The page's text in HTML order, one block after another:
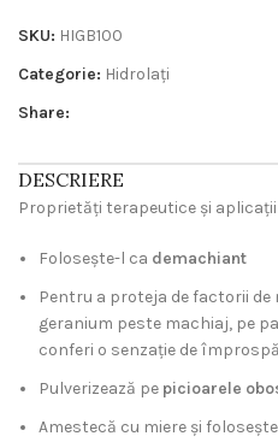
SKU: HIGB100
Categorie: Hidrolați
Share:
DESCRIERE
Proprietăți terapeutice și
Folosește-l ca demachiant
Pentru a proteja de factorii de
geranium peste machiaj, pe
conferi o senzație de
Pulverizează pe picioarele
Amestecă cu miere și